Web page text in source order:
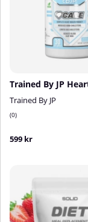
Trained By JP
0
599 kr